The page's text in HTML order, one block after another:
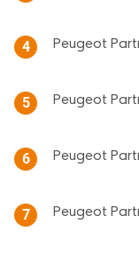
4 Peugeot
5 Peugeot
6 Peugeot
7 Peugeot